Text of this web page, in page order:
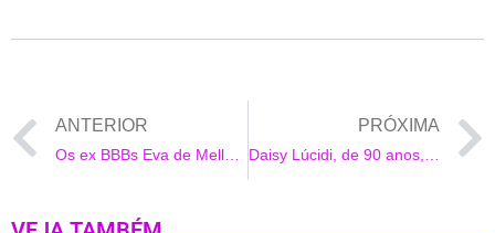
ANTERIOR
Os ex BBBs Eva de Mello e Ayrton Lima, o Papito, pais de Ana Clara, estão separados desde Dezembro
PRÓXIMA
Daisy Lúcidi, de 90 anos, morre de Covid-19